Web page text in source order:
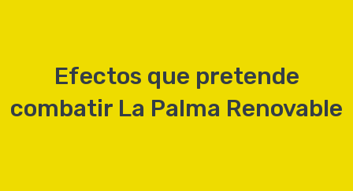
Efectos que pretende
combatir La Palma Renovable